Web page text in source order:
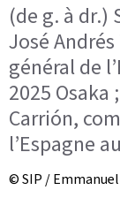
(de g. à dr.)
José
général de
2025
Carrión,
l’Espagne
© SIP / Emmanuel